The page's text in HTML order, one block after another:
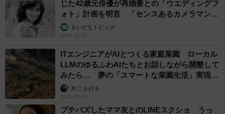
止むエンジン音」でした。30車種試して音を厳選したそう
です。赤ちゃん向けのぬいぐるみを作る技術は、タカラト
ミーアーツが提供。舐めても大丈夫な布を使ったり、音量
やスピーカーの構造を考えたり、赤ちゃん向けおもちゃの
安全基準を満たしているんだとか。対象年齢は0歳以上。
ギャン泣きにお困りの方、これから赤ちゃんが生まれると
いう方は、ぜひ試してみてください。
じた42歳元俳優が再婚妻との「ウエディングフ
ォト」計画を明言 「センスあるカメラマン求
む」まいどなトピック
2026.08.08
ITエンジニアがAIとつくる家庭菜園 ローカル
LLMのゆるふわAIたちとお話しながら開墾して
みたら… 夢の「スマートな菜園生活」実現な
るか井二 かける
2026.08.08
プチバズしたママ友とのLINEスクショ うっ